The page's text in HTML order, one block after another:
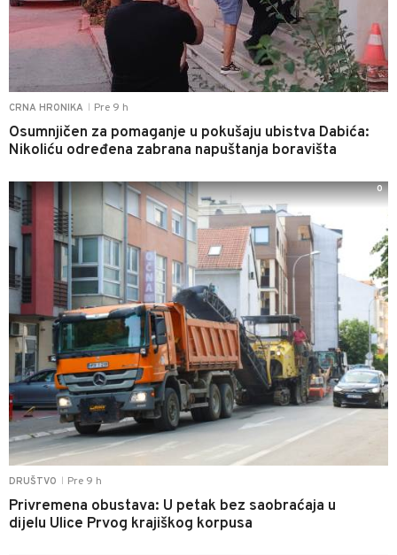
CRNA HRONIKA Pre 9 h
Osumnjičen za pomaganje u pokušaju ubistva Dabića:
Nikoliću određena zabrana napuštanja boravišta
DRUŠTVO Pre 9 h
Privremena obustava: U petak bez saobraćaja u
dijelu Ulice Prvog krajiškog korpusa
0